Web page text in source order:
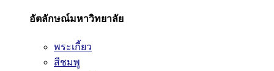
อัตลักษณ์มหาวิทยาลัย
พระเกี้ยว
สีชมพู